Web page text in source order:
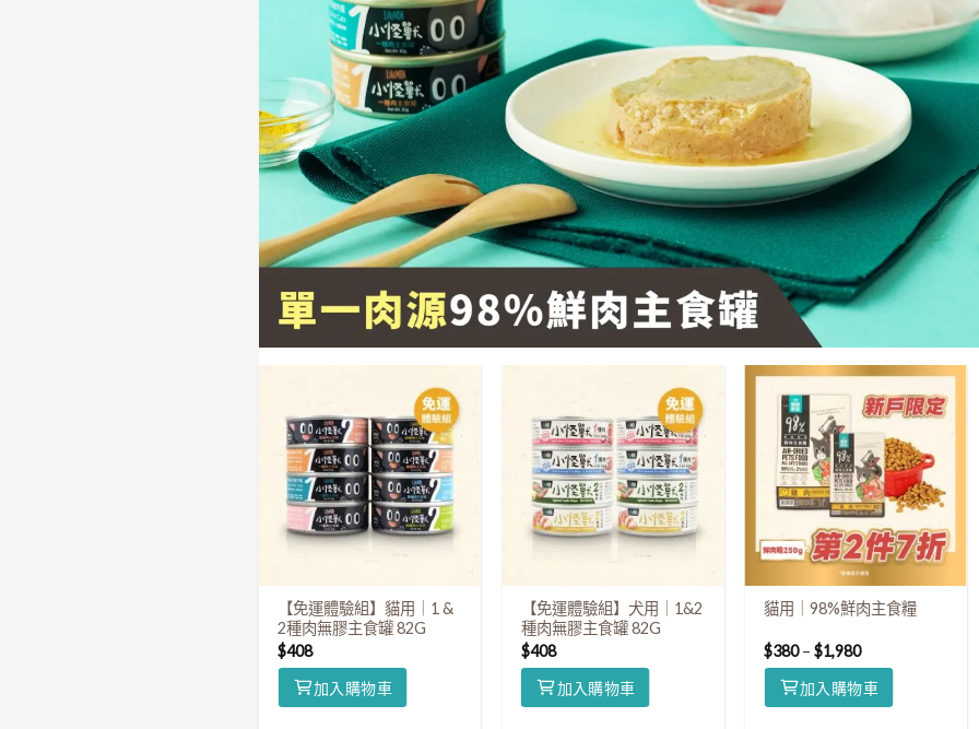
【免運體驗組】貓用｜1 &
2種肉無膠主食罐 82G
$408
加入購物車
【免運體驗組】犬用｜1&2
種肉無膠主食罐 82G
$408
加入購物車
貓用｜98%鮮肉主食糧
$380–$1,980
加入購物車